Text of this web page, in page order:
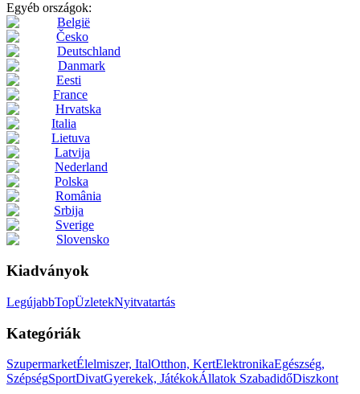
Egyéb országok:
België
Česko
Deutschland
Danmark
Eesti
France
Hrvatska
Italia
Lietuva
Latvija
Nederland
Polska
România
Srbija
Sverige
Slovensko
Kiadványok
LegújabbTopÜzletekNyitvatartás
Kategóriák
SzupermarketÉlelmiszer, ItalOtthon, KertElektronikaEgészség,
SzépségSportDivatGyerekek, JátékokÁllatok SzabadidőDiszkont